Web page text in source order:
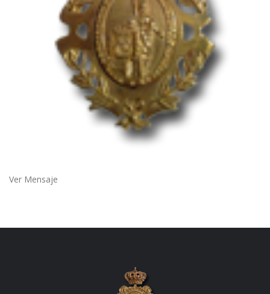
Ver Mensaje